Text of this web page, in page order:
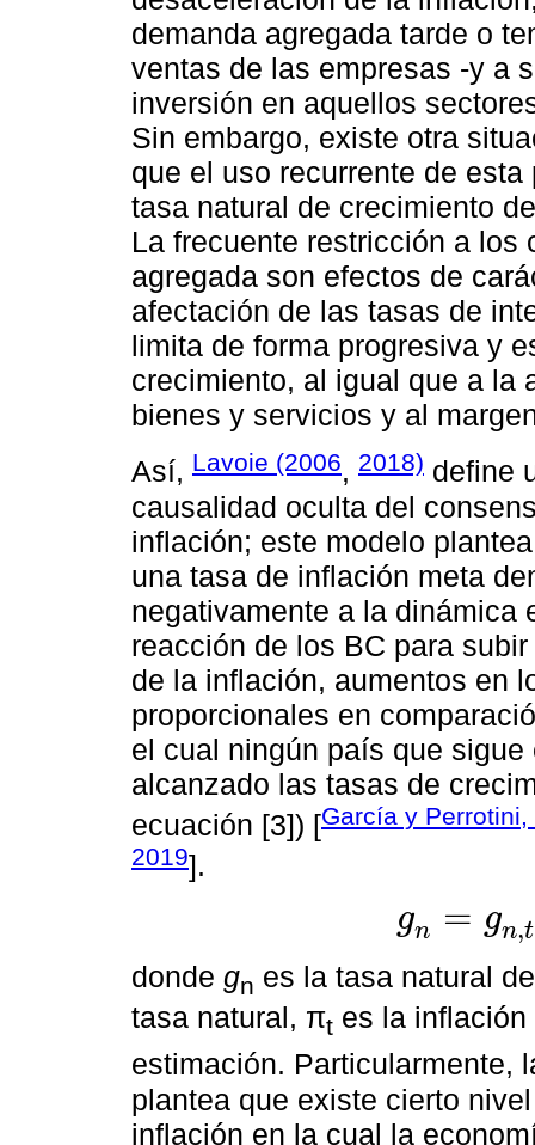
demanda agregada tarde o
ventas de las empresas -y a
inversión en aquellos
Sin embargo, existe otra
que el uso recurrente de
tasa natural de crecimiento
La frecuente restricción a los
agregada son efectos de
afectación de las tasas de
limita de forma progresiva y
crecimiento, al igual que a la
bienes y servicios y al
Así, Lavoie (2006, 2018) define
causalidad oculta del
inflación; este modelo
una tasa de inflación meta
negativamente a la dinámica
reacción de los BC para
de la inflación, aumentos en
proporcionales en
el cual ningún país que
alcanzado las tasas de
ecuación [3]) [García y Perrotini,
2019].
gn = gn,t
gn=g ,t-1- πt
donde gn es la tasa natural
tasa natural, πt es la
estimación. Particularmente,
plantea que existe cierto
inflación en la cual la